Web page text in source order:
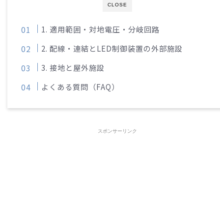
CLOSE
1. 適用範囲・対地電圧・分岐回路
2. 配線・連結とLED制御装置の外部施設
3. 接地と屋外施設
よくある質問（FAQ）
スポンサーリンク